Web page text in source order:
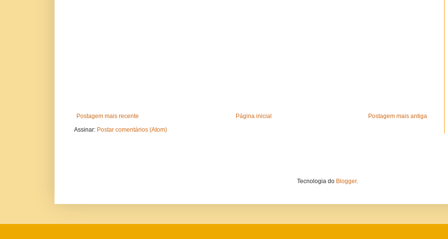
Postagem mais recente Postagem mais antiga
Página inicial
Assinar: Postar comentários (Atom)
Tecnologia do Blogger.